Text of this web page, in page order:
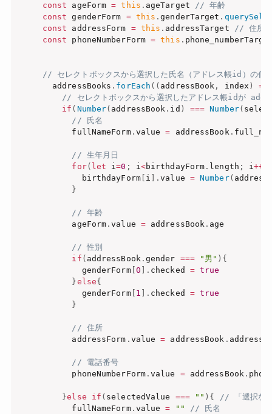
const ageForm = this . ageTarget // 年齢
const genderForm = this .genderTarget .
const addressForm = this . addressTarget // 住所
const phoneNumberForm = this .
// セレクトボックスから選択した氏名（アドレス帳id）の個
      addressBooks
. forEach ( ( addressBook , index )
=>
// セレクトボックスから選択したアドレス帳idが
if ( Number( addressBook . id ) === Number(
// 氏名
          fullNameForm
. value = addressBook.
// 生年月日
for( let i=0 ; i<birthdayForm . length ; i++
            birthdayForm
[ i .value = Number(
}
// 年齢
          ageForm
.value = addressBook . age
// 性別
if ( addressBook. gender === "男" ) {
            genderForm
[ 0 . checked = true
}else{
            genderForm
[ 1 . checked = true
}
// 住所
          addressForm
. value = addressBook . address
// 電話番号
          phoneNumberForm
.value = addressBook.
}else if ( selectedValue === "" ) {
// 「選択な
          fullNameForm
. value = ""
// 氏名